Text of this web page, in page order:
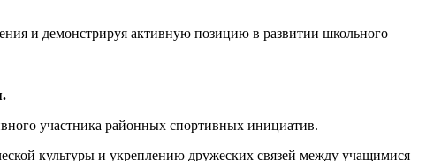
и демонстрируя активную позицию в развитии школьного
участника районных спортивных инициатив.
культуры и укреплению дружеских связей между учащимися